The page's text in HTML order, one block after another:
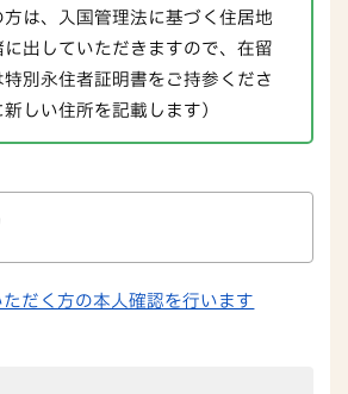
は、入国管理法に基づく住居地
出していただきますので、在留
別永住者証明書をご持参くださ
しい住所を記載します）
だく方の本人確認を行います